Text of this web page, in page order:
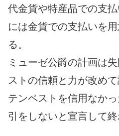
代金貨や特産品での支
には金貨での支払いを
る。
ミューゼ公爵の計画は
ストの信頼と力が改めて
テンペストを信用なか
引をしないと宣言して終